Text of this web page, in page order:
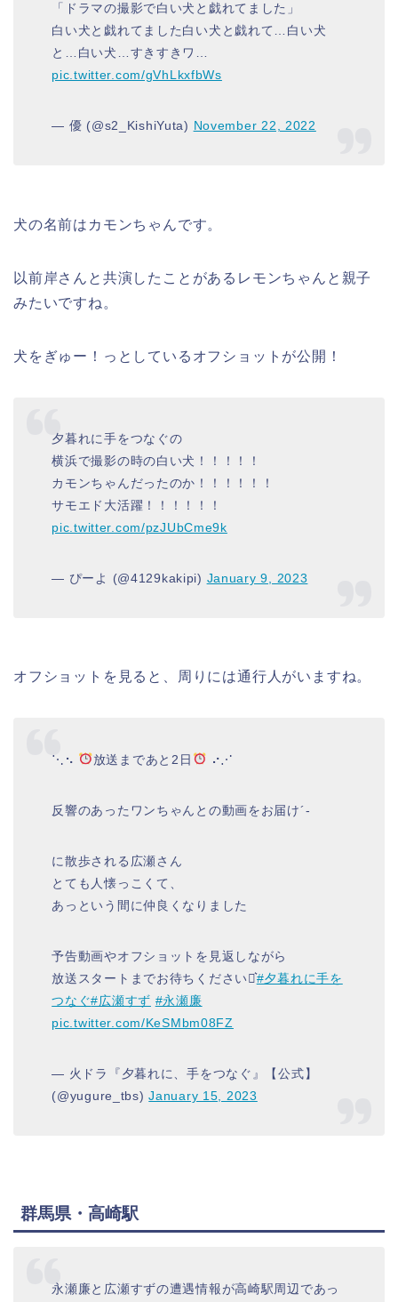
「ドラマの撮影で白い犬と戯れてました」
白い犬と戯れてました白い犬と戯れて…白い犬
と…白い犬…すきすきワ…
pic.twitter.com/gVhLkxfbWs
— 優 (@s2_KishiYuta) November 22, 2022
犬の名前はカモンちゃんです。
以前岸さんと共演したことがあるレモンちゃんと親子
みたいですね。
犬 を ぎゅー！っとしているオフショットが公開！
夕暮れに手をつなぐの
横浜で撮影の時の白い犬！！！！！
カモンちゃんだったのか！！！！！！
サモエド大活躍！！！！！！
pic.twitter.com/pzJUbCme9k
— ぴーよ (@4129kakipi) January 9, 2023
オフショットを見ると、周りには通行人がいますね。
⋱⠢ 放送まであと2日 ⠔⋰
反響のあったワンちゃんとの動画をお届け´-
に散歩される広瀬さん
とても人懐っこくて、
あっという間に仲良くなりました
予告動画やオフショットを見返しながら
放送スタートまでお待ちください⋆͛#夕暮れに手を
つなぐ#広瀬すず #永瀬廉
pic.twitter.com/KeSMbm08FZ
— 火ドラ『夕暮れに、手をつなぐ』【公式】
(@yugure_tbs)January 15, 2023
群馬県・高崎駅
永瀬廉と広瀬すずの遭遇情報が高崎駅周辺であっ